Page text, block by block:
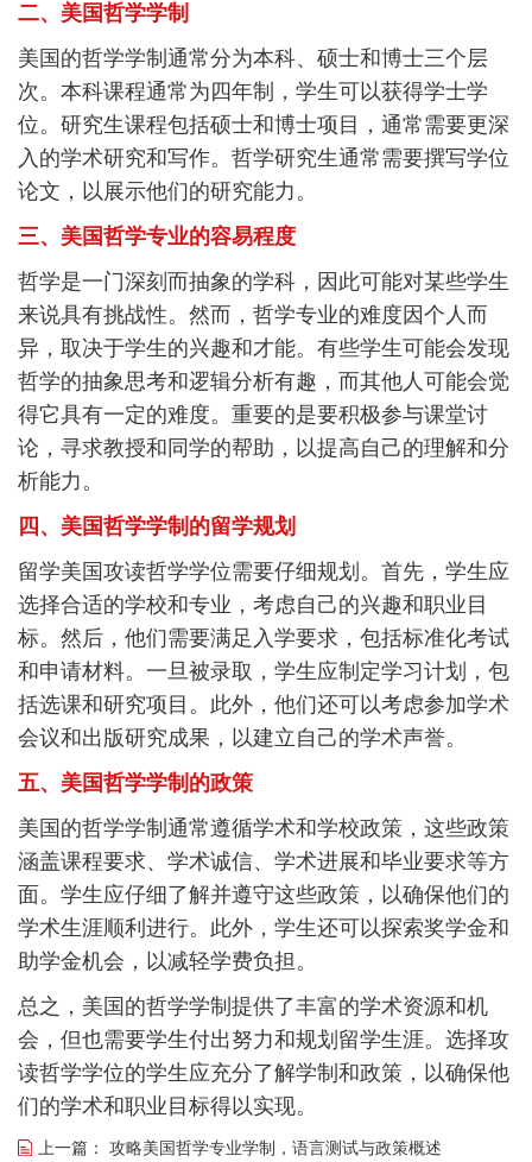
二、美国哲学学制
美国的哲学学制通常分为本科、硕士和博士三个层
次。本科课程通常为四年制，学生可以获得学士学
位。研究生课程包括硕士和博士项目，通常需要更深
入的学术研究和写作。哲学研究生通常需要撰写学位
论文，以展示他们的研究能力。
三、美国哲学专业的容易程度
哲学是一门深刻而抽象的学科，因此可能对某些学生
来说具有挑战性。然而，哲学专业的难度因个人而
异，取决于学生的兴趣和才能。有些学生可能会发现
哲学的抽象思考和逻辑分析有趣，而其他人可能会觉
得它具有一定的难度。重要的是要积极参与课堂讨
论，寻求教授和同学的帮助，以提高自己的理解和分
析能力。
四、美国哲学学制的留学规划
留学美国攻读哲学学位需要仔细规划。首先，学生应
选择合适的学校和专业，考虑自己的兴趣和职业目
标。然后，他们需要满足入学要求，包括标准化考试
和申请材料。一旦被录取，学生应制定学习计划，包
括选课和研究项目。此外，他们还可以考虑参加学术
会议和出版研究成果，以建立自己的学术声誉。
五、美国哲学学制的政策
美国的哲学学制通常遵循学术和学校政策，这些政策
涵盖课程要求、学术诚信、学术进展和毕业要求等方
面。学生应仔细了解并遵守这些政策，以确保他们的
学术生涯顺利进行。此外，学生还可以探索奖学金和
助学金机会，以减轻学费负担。
总之，美国的哲学学制提供了丰富的学术资源和机
会，但也需要学生付出努力和规划留学生涯。选择攻
读哲学学位的学生应充分了解学制和政策，以确保他
们的学术和职业目标得以实现。
上一篇： 攻略美国哲学专业学制，语言测试与政策概述